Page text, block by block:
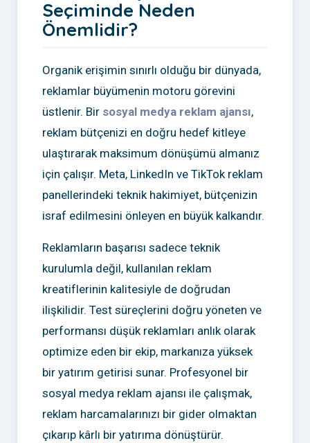
Seçiminde Neden
Önemlidir?
Organik erişimin sınırlı olduğu bir dünyada,
reklamlar büyümenin motoru görevini
üstlenir. Bir sosyal medya reklam ajansı,
reklam bütçenizi en doğru hedef kitleye
ulaştırarak maksimum dönüşümü almanız
için çalışır. Meta, LinkedIn ve TikTok reklam
panellerindeki teknik hakimiyet, bütçenizin
israf edilmesini önleyen en büyük kalkandır.
Reklamların başarısı sadece teknik
kurulumla değil, kullanılan reklam
kreatiflerinin kalitesiyle de doğrudan
ilişkilidir. Test süreçlerini doğru yöneten ve
performansı düşük reklamları anlık olarak
optimize eden bir ekip, markanıza yüksek
bir yatırım getirisi sunar. Profesyonel bir
sosyal medya reklam ajansı ile çalışmak,
reklam harcamalarınızı bir gider olmaktan
çıkarıp kârlı bir yatırıma dönüştürür.